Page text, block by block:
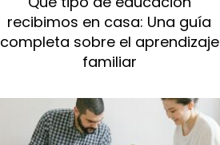
recibimos en casa: Una guía
completa sobre el aprendizaje
familiar